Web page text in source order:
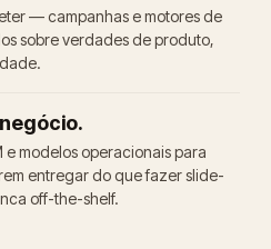
— campanhas e motores de
sobre verdades de produto,
modelos operacionais para
entregar do que fazer slide-
off-the-shelf.